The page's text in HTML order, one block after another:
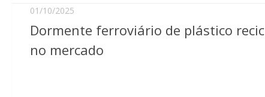
01/10/2025
Dormente ferroviário de plástico
no mercado